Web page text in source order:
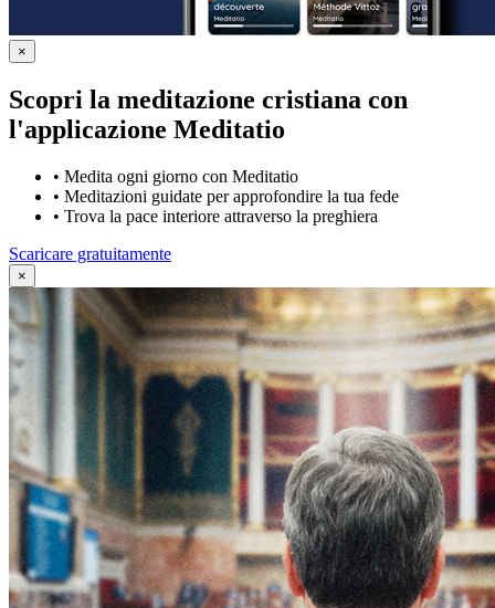
×
Scopri la meditazione cristiana con
l'applicazione Meditatio
• Medita ogni giorno con Meditatio
• Meditazioni guidate per approfondire la tua fede
• Trova la pace interiore attraverso la preghiera
Scaricare gratuitamente
×